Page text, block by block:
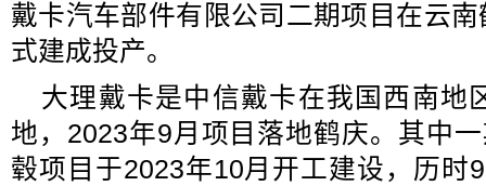
戴卡汽车部件有限公司二期项目在云
式建成投产。
大理戴卡是中信戴卡在我国西南地
地，2023年9月项目落地鹤庆。其中
毂项目于2023年10月开工建设，历时